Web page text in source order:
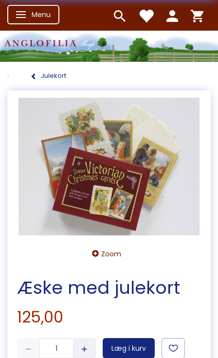
Skifte navigation
Menu
Julekort
Zoom
Æske med julekort
125,00
Læg i kurv